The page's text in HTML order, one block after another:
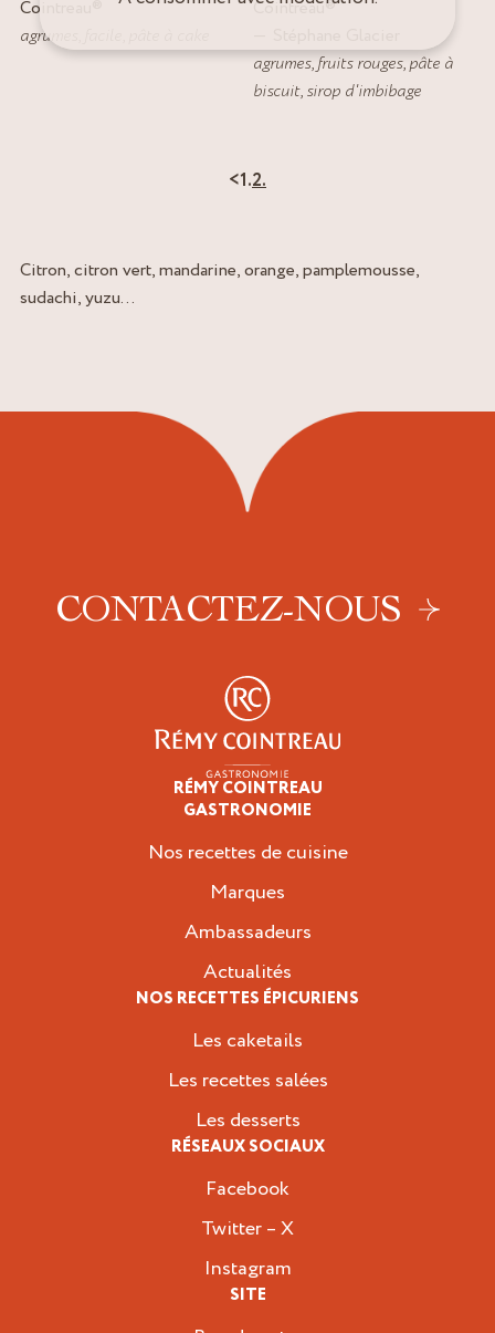
Cointreau
agrumes
Cointreau®
agrumes,fruits rouges,pâte à
biscuit,sirop d'imbibage
<1.2.
Citron, citron vert, mandarine, orange, pamplemousse,
sudachi, yuzu…
CONTACTEZ-NOUS
RÉMY COINTREAU
GASTRONOMIE
Nos recettes de cuisine
Marques
Ambassadeurs
Actualités
NOS RECETTES ÉPICURIENS
Les caketails
Les recettes salées
Les desserts
RÉSEAUX SOCIAUX
Facebook
Twitter – X
Instagram
SITE